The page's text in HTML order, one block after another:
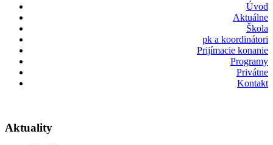
Úvod
Aktuálne
Škola
pk a koordinátori
Prijímacie konanie
Programy
Privátne
Kontakt
Aktuality